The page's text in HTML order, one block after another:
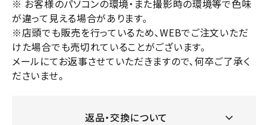
※ お客様のパソコンの環境・また撮影時の環境等で色味
が違って見える場合があります。
※店頭でも販売を行っているため、WEBでご注文いただ
けた場合でも売切れていることがございます。
メールにてお返事させていただきますので、何卒ご了承く
ださいませ。
返品・交換について